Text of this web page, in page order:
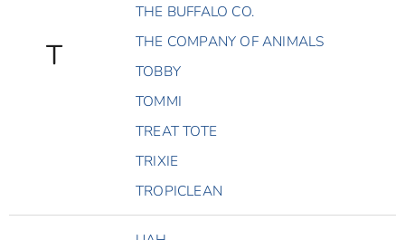
T
THE BUFFALO CO.
THE COMPANY OF ANIMALS
TOBBY
TOMMI
TREAT TOTE
TRIXIE
TROPICLEAN